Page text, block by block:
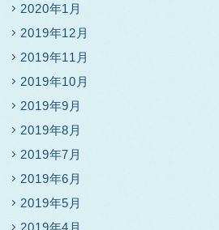
2020年1月
2019年12月
2019年11月
2019年10月
2019年9月
2019年8月
2019年7月
2019年6月
2019年5月